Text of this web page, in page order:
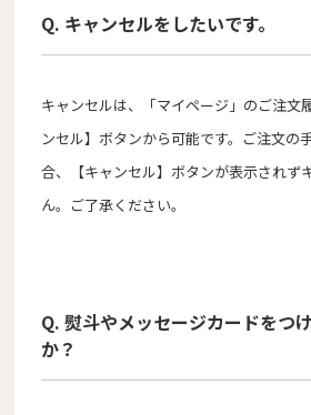
Q. キャンセルをしたいです。
キャンセルは、「マイページ」のご注文
ンセル】ボタンから可能です。ご注文の
合、【キャンセル】ボタンが表示されず
ん。ご了承ください。
Q. 熨斗やメッセージカードをつ
か？